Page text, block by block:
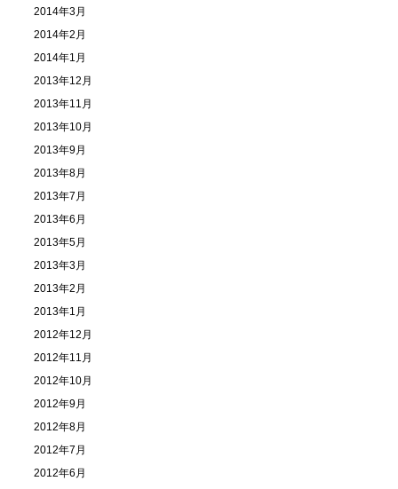
2014年3月
2014年2月
2014年1月
2013年12月
2013年11月
2013年10月
2013年9月
2013年8月
2013年7月
2013年6月
2013年5月
2013年3月
2013年2月
2013年1月
2012年12月
2012年11月
2012年10月
2012年9月
2012年8月
2012年7月
2012年6月